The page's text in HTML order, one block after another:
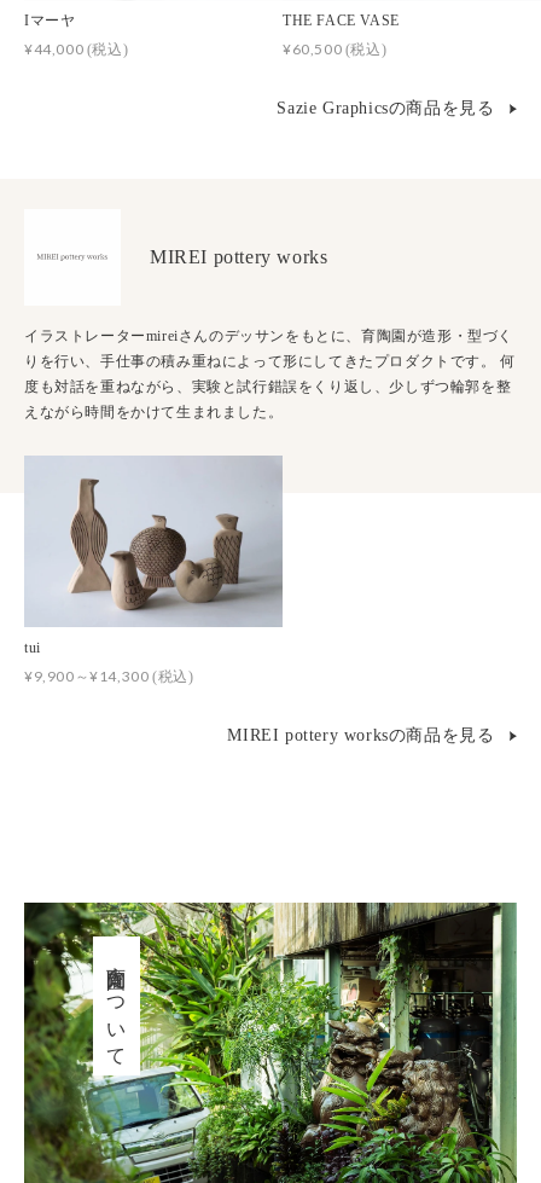
Iマーヤ
¥44,000 (税込)
THE FACE VASE
¥60,500 (税込)
Sazie Graphicsの商品を見る
MIREI pottery works
イラストレーターmireiさんのデッサンをもとに、育陶園が造形・型づく
りを行い、手仕事の積み重ねによって形にしてきたプロダクトです。 何
度も対話を重ねながら、実験と試行錯誤をくり返し、少しずつ輪郭を整
えながら時間をかけて生まれました。
tui
¥9,900～¥14,300 (税込)
MIREI pottery worksの商品を見る
育陶園について